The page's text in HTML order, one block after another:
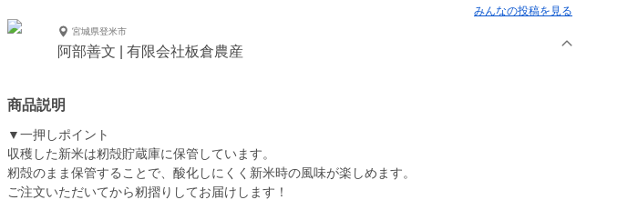
みんなの投稿を見る
宮城県登米市
阿部善文 | 有限会社板倉農産
商品説明
▼一押しポイント
収穫した新米は籾殻貯蔵庫に保管しています。
籾殻のまま保管することで、酸化しにくく新米時の風味が楽しめます。
ご注文いただいてから籾摺りしてお届けします！